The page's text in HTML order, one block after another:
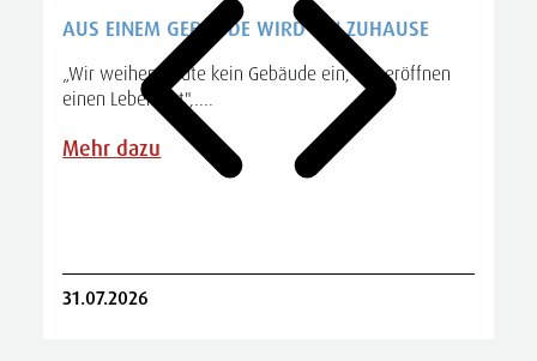
AUS EINEM GEBÄUDE WIRD EIN ZUHAUSE
„Wir weihen heute kein Gebäude ein, wir eröffnen
einen Lebensort",....
Mehr dazu
31.07.2026